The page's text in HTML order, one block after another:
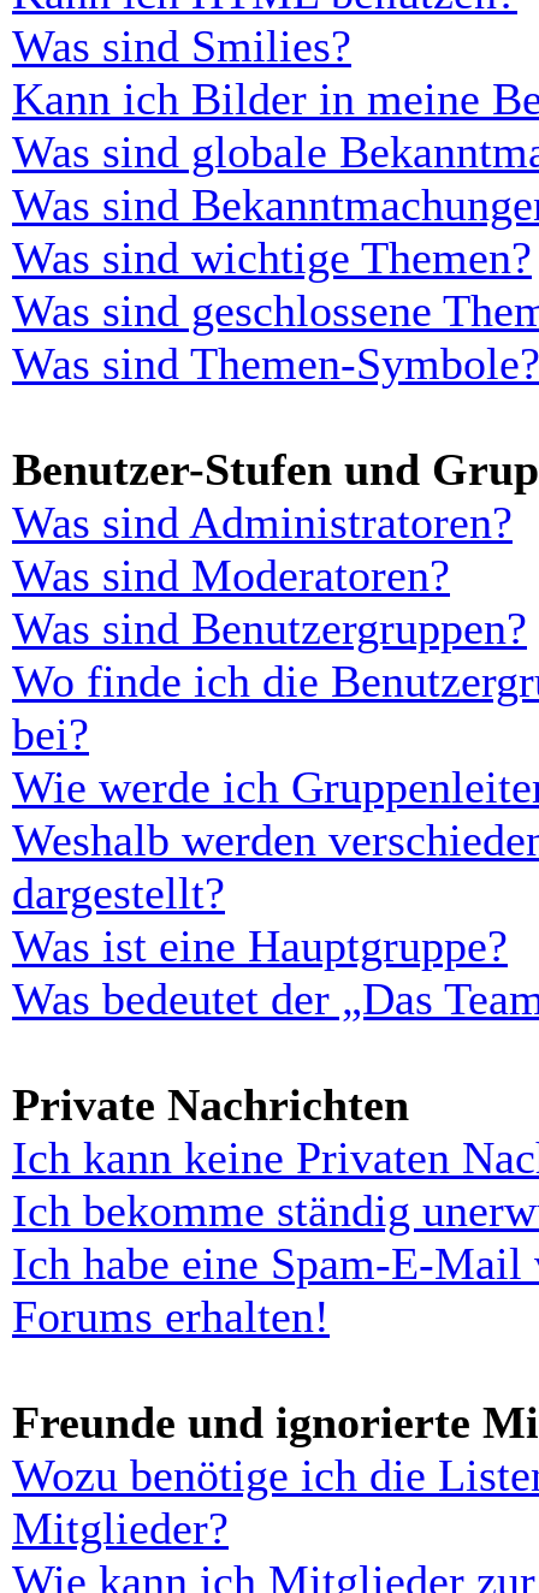
Was sind Smilies?
Kann ich Bilder in meine
Was sind globale
Was sind
Was sind wichtige Themen?
Was sind geschlossene
Was sind Themen-Symbole?
Benutzer-Stufen und
Was sind Administratoren?
Was sind Moderatoren?
Was sind Benutzergruppen?
Wo finde ich die
bei?
Wie werde ich
Weshalb werden
dargestellt?
Was ist eine Hauptgruppe?
Was bedeutet der „Das
Private Nachrichten
Ich kann keine Privaten
Ich bekomme ständig
Ich habe eine Spam-E-
Forums erhalten!
Freunde und ignorierte
Wozu benötige ich die
Mitglieder?
Wie kann ich Mitglieder